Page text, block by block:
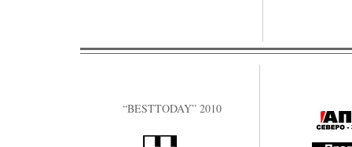
“BESTTODAY” 2010